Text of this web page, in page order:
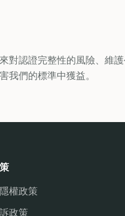
對認證完整性的風險、維
我們的標準中獲益。
權政策
政策